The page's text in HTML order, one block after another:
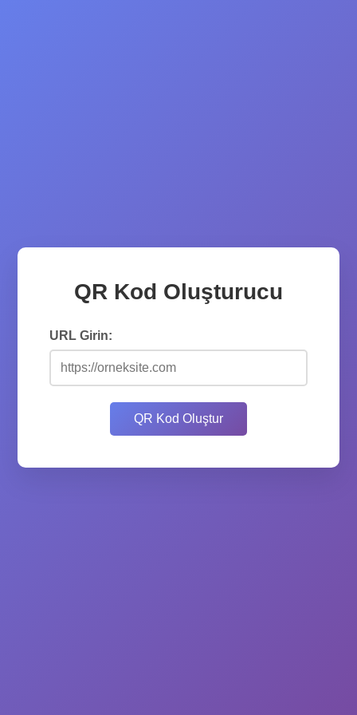
QR Kod Oluşturucu
URL Girin:
QR Kod Oluştur